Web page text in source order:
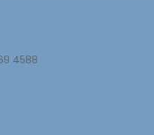
4588